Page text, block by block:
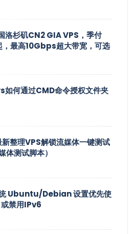
洛杉矶CN2 GIA VPS，季付
最高10Gbps超大带宽，可选
何通过CMD命令授权文件夹
整理VPS解锁流媒体一键测试
体测试脚本）
Ubuntu/Debian 设置优先使
禁用IPv6